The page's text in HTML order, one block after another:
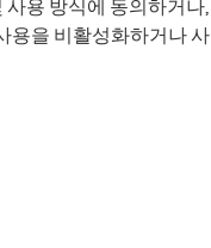
용을 비활성화하거나 사